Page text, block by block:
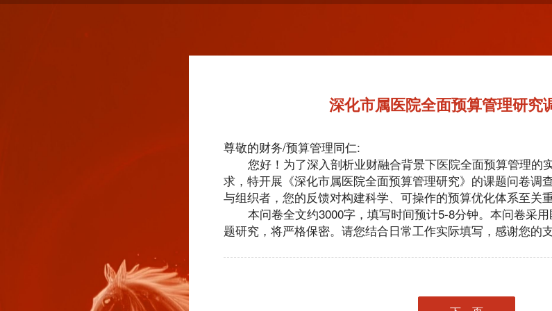
深化市属医院全面预算管理研究
尊敬的财务/预算管理同仁:
您好！ 为了深入剖析业财融合背景下医院全面预算管理的
求，特开展《深化市属医院全面预算管理研究》的课题问卷调
与组织者，您的反馈对构建科学、可操作的预算优化体系至关重
本问卷全文约3000字，填写时间预计5-8分钟。本问卷采用
题研究，将严格保密。请您结合日常工作实际填写，感谢您的